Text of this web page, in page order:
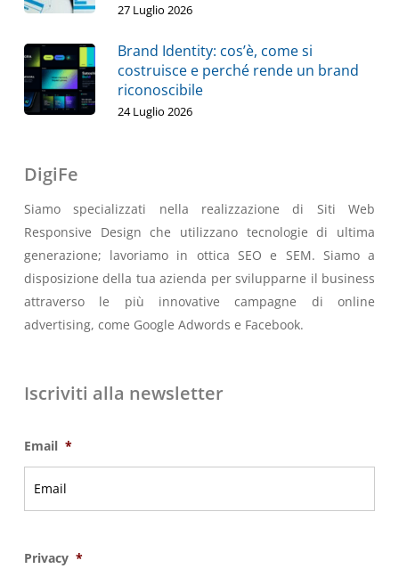
27 Luglio 2026
Brand Identity: cos’è, come si
costruisce e perché rende un brand
riconoscibile
24 Luglio 2026
DigiFe
Siamo specializzati nella realizzazione di Siti Web
Responsive Design che utilizzano tecnologie di ultima
generazione; lavoriamo in ottica SEO e SEM. Siamo a
disposizione della tua azienda per svilupparne il business
attraverso le più innovative campagne di online
advertising, come Google Adwords e Facebook.
Iscriviti alla newsletter
Email *
Privacy *